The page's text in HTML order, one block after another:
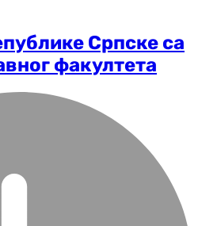
Српске са
факултета